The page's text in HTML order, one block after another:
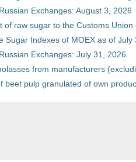
Exchanges: August 3, 2026
of raw sugar to the Customs
Sugar Indexes of MOEX as of July
Exchanges: July 31, 2026
from manufacturers
beet pulp granulated of own